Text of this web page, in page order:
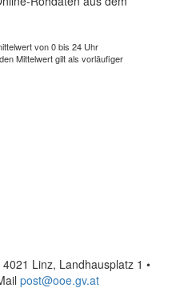
von 0 bis 24 Uhr
Mittelwert gilt als vorläufiger
Linz, Landhausplatz 1 •
post@ooe.gv.at